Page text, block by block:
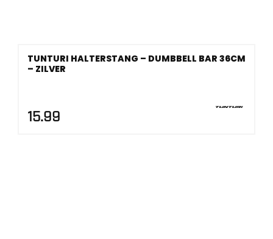
TUNTURI HALTERSTANG – DUMBBELL BAR 36CM
– ZILVER
15.99